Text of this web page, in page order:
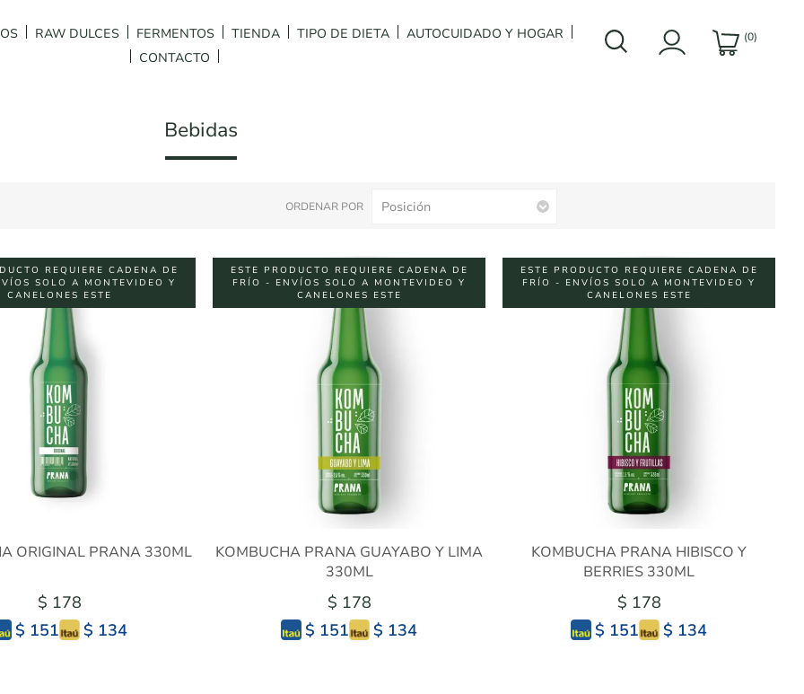
RAW DULCES FERMENTOS TIENDA TIPO DE DIETA
AUTOCUIDADO Y HOGAR
CONTACTO
(0)
Bebidas
ORDENAR POR
REQUIERE CADENA DE
SOLO A MONTEVIDEO Y
CANELONES ESTE
ORIGINAL PRANA 330ML
$ 178
$ 151
$ 134
ESTE PRODUCTO REQUIERE CADENA DE
FRÍO - ENVÍOS SOLO A MONTEVIDEO Y
CANELONES ESTE
KOMBUCHA PRANA GUAYABO Y LIMA
330ML
$ 178
$ 151
$ 134
ESTE PRODUCTO REQUIERE CADENA DE
FRÍO - ENVÍOS SOLO A MONTEVIDEO Y
CANELONES ESTE
KOMBUCHA PRANA HIBISCO Y
BERRIES 330ML
$ 178
$ 151
$ 134